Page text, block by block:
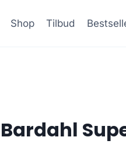
Shop Tilbud
Bardahl